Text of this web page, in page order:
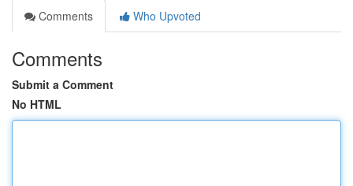
Comments
Who Upvoted
Comments
Submit a Comment
No HTML